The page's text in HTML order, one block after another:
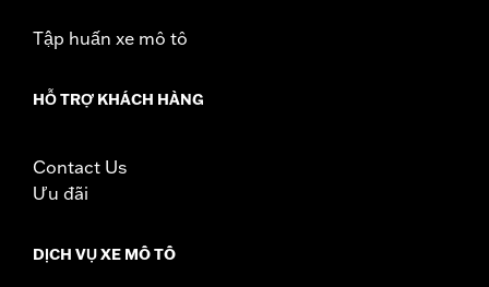
Tập huấn xe mô tô
HỖ TRỢ KHÁCH HÀNG
Contact Us
Ưu đãi
DỊCH VỤ XE MÔ TÔ